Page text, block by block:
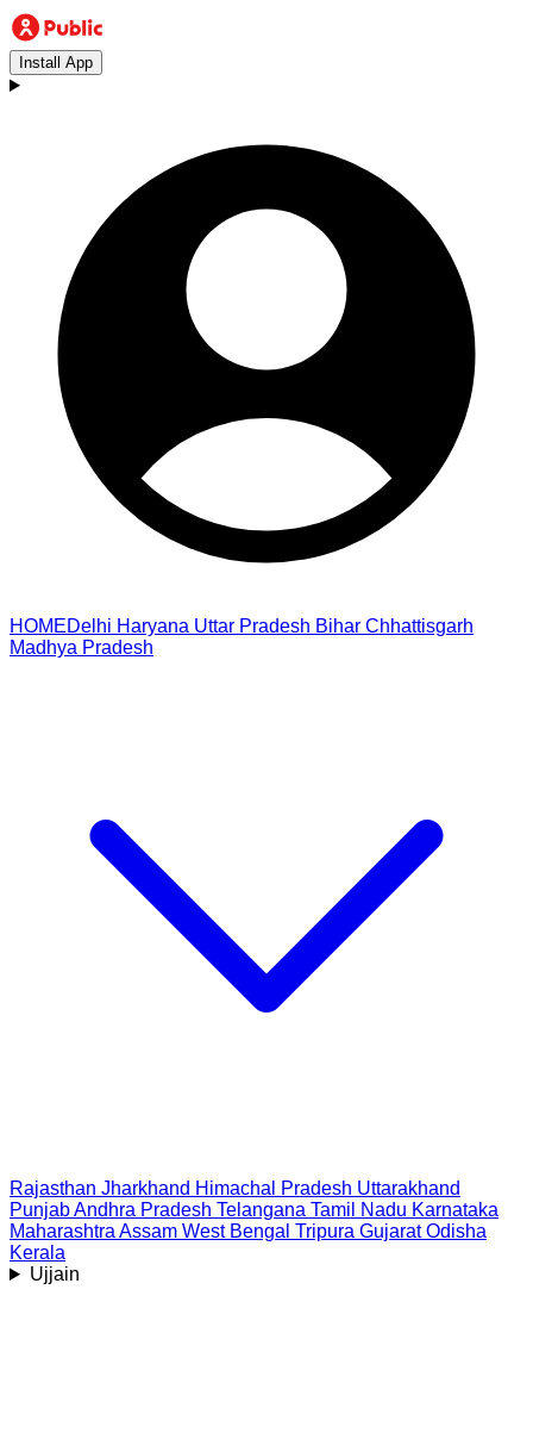
Install App
HOMEDelhi Haryana Uttar Pradesh Bihar Chhattisgarh
Madhya Pradesh
Rajasthan Jharkhand Himachal Pradesh Uttarakhand
PunjabAndhra Pradesh Telangana Tamil Nadu Karnataka
Maharashtra Assam West Bengal Tripura Gujarat Odisha
Kerala
Ujjain